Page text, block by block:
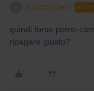
chiaradev
quindi forse potrei
ripagare giusto?